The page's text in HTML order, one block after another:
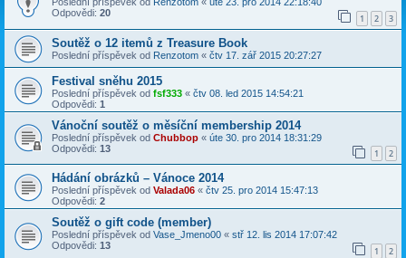
Odpovědi: 20 1 2 3
Soutěž o 12 itemů z Treasure Book
Poslední příspěvek od Renzotom « čtv 17. zář 2015 20:27:27
Festival sněhu 2015
Poslední příspěvek od fsf333 « čtv 08. led 2015 14:54:21
Odpovědi: 1
Vánoční soutěž o měsíční membership 2014
Poslední příspěvek od Chubbop « úte 30. pro 2014 18:31:29
Odpovědi: 13 1 2
Hádání obrázků – Vánoce 2014
Poslední příspěvek od Valada06 « čtv 25. pro 2014 15:47:13
Odpovědi: 2
Soutěž o gift code (member)
Poslední příspěvek od Vase_Jmeno00 « stř 12. lis 2014 17:07:42
Odpovědi: 13 1 2